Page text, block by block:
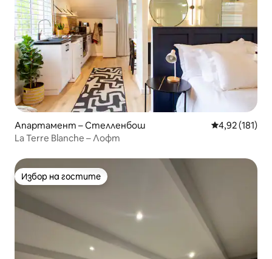
Апартамент – Стелленбош Средна
4,92 (181)
La Terre Blanche – Лофт
Избор на гостите
Избор на гостите